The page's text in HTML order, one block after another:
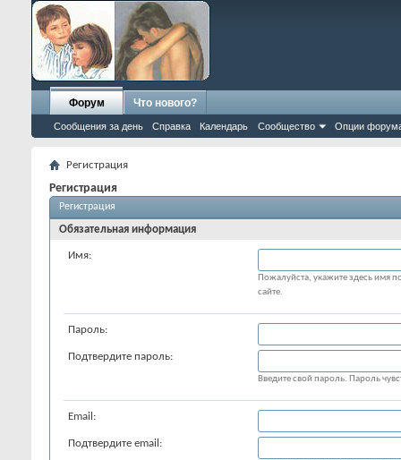
Форум
Сообщения за день Справка Календарь Сообщество Опции
Что нового?
Регистрация
Регистрация
Регистрация
Обязательная информация
Имя:
Пожалуйста, укажите здесь имя
сайте.
Пароль:
Подтвердите пароль:
Введите свой пароль. Пароль
Email:
Подтвердите email: